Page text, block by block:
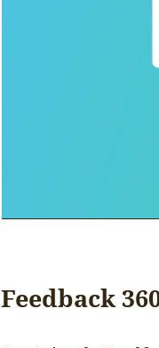
Feedback